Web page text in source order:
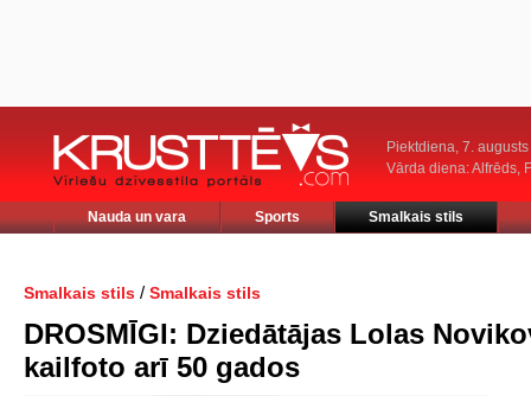
Piektdiena, 7. augusts
Vārda diena: Alfrēds,
Nauda un vara Sports Smalkais stils
Smalkais stils / Smalkais stils
DROSMĪGI: Dziedātājas Lolas
kailfoto arī 50 gados